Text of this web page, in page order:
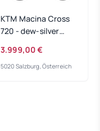
KTM Macina Cross
720 - dew-silver
3.999,00 €
5020 Salzburg, Österreich